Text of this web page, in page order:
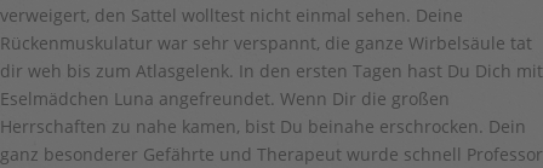
verweigert, den Sattel wolltest nicht einmal sehen. Deine
Rückenmuskulatur war sehr verspannt, die ganze Wirbelsäule tat
dir weh bis zum Atlasgelenk. In den ersten Tagen hast Du Dich mit
Eselmädchen Luna angefreundet. Wenn Dir die großen
Herrschaften zu nahe kamen, bist Du beinahe erschrocken. Dein
ganz besonderer Gefährte und Therapeut wurde schnell Professor